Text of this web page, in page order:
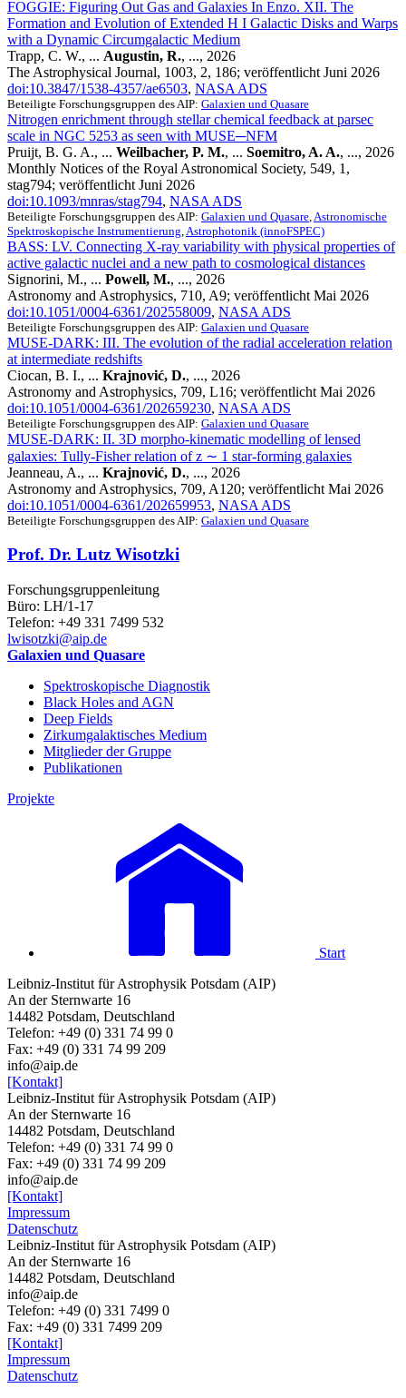
FOGGIE: Figuring Out Gas and Galaxies In Enzo. XII. The
Formation and Evolution of Extended H I Galactic Disks and Warps
with a Dynamic Circumgalactic Medium
Trapp, C. W., ... Augustin, R., ..., 2026
The Astrophysical Journal, 1003, 2, 186; veröffentlicht Juni 2026
doi:10.3847/1538-4357/ae6503, NASA ADS
Beteiligte Forschungsgruppen des AIP: Galaxien und Quasare
Nitrogen enrichment through stellar chemical feedback at parsec
scale in NGC 5253 as seen with MUSE─NFM
Pruijt, B. G. A., ... Weilbacher, P. M., ... Soemitro, A. A., ..., 2026
Monthly Notices of the Royal Astronomical Society, 549, 1,
stag794; veröffentlicht Juni 2026
doi:10.1093/mnras/stag794, NASA ADS
Beteiligte Forschungsgruppen des AIP: Galaxien und Quasare Astronomische
Spektroskopische Instrumentierung Astrophotonik (innoFSPEC)
BASS: LV. Connecting X-ray variability with physical properties of
active galactic nuclei and a new path to cosmological distances
Signorini, M., ... Powell, M., ..., 2026
Astronomy and Astrophysics, 710, A9; veröffentlicht Mai 2026
doi:10.1051/0004-6361/202558009, NASA ADS
Beteiligte Forschungsgruppen des AIP: Galaxien und Quasare
MUSE-DARK: III. The evolution of the radial acceleration relation
at intermediate redshifts
Ciocan, B. I., ... Krajnović, D., ..., 2026
Astronomy and Astrophysics, 709, L16; veröffentlicht Mai 2026
doi:10.1051/0004-6361/202659230, NASA ADS
Beteiligte Forschungsgruppen des AIP: Galaxien und Quasare
MUSE-DARK: II. 3D morpho-kinematic modelling of lensed
galaxies: Tully-Fisher relation of z ∼ 1 star-forming galaxies
Jeanneau, A., ... Krajnović, D., ..., 2026
Astronomy and Astrophysics, 709, A120; veröffentlicht Mai 2026
doi:10.1051/0004-6361/202659953, NASA ADS
Beteiligte Forschungsgruppen des AIP: Galaxien und Quasare
Prof. Dr. Lutz Wisotzki
Forschungsgruppenleitung
Büro: LH/1-17
Telefon: +49 331 7499 532
lwisotzki@aip.de
Galaxien und Quasare
Spektroskopische Diagnostik
Black Holes and AGN
Deep Fields
Zirkumgalaktisches Medium
Mitglieder der Gruppe
Publikationen
Projekte
Start
Leibniz-Institut für Astrophysik Potsdam (AIP)
An der Sternwarte 16
14482 Potsdam, Deutschland
Telefon: +49 (0) 331 74 99 0
Fax: +49 (0) 331 74 99 209
info@aip.de
[Kontakt]
Leibniz-Institut für Astrophysik Potsdam (AIP)
An der Sternwarte 16
14482 Potsdam, Deutschland
Telefon: +49 (0) 331 74 99 0
Fax: +49 (0) 331 74 99 209
info@aip.de
[Kontakt]
Impressum
Datenschutz
Leibniz-Institut für Astrophysik Potsdam (AIP)
An der Sternwarte 16
14482 Potsdam, Deutschland
info@aip.de
Telefon: +49 (0) 331 7499 0
Fax: +49 (0) 331 7499 209
[Kontakt]
Impressum
Datenschutz